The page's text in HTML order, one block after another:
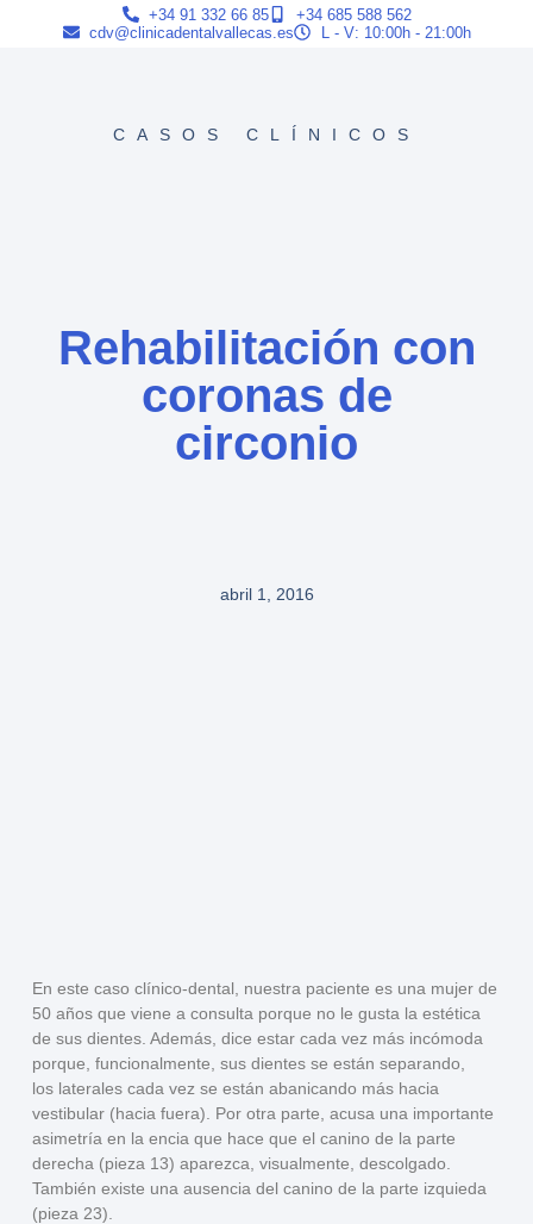
+34 91 332 66 85
+34 685 588 562
cdv@clinicadentalvallecas.es
L - V: 10:00h - 21:00h
CASOS CLÍNICOS
Rehabilitación con
coronas de
circonio
abril 1, 2016
En este caso clínico-dental, nuestra paciente es una mujer de
50 años que viene a consulta porque no le gusta la estética
de sus dientes. Además, dice estar cada vez más incómoda
porque, funcionalmente, sus dientes se están separando
loslaterales cada vez se están abanicando más hacia
vestibular(hacia fuera). Por otra parte, acusa una importante
asimetría en la encia que hace que el canino de la parte
derecha (pieza 13) aparezca, visualmente, descolgado.
También existe una ausencia del canino de la parte izquieda
(pieza 23).